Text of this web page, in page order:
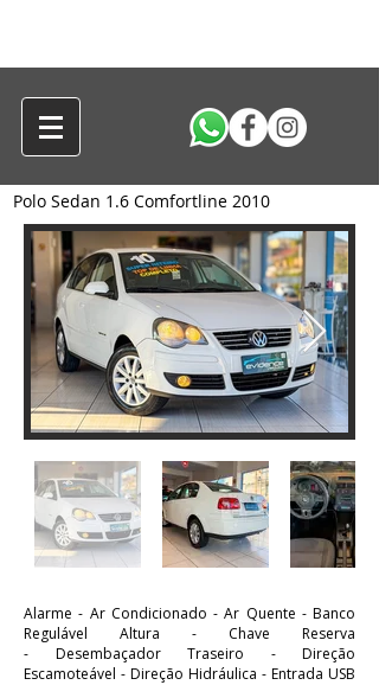
Polo Sedan 1.6 Comfortline 2010
Alarme - Ar Condicionado -Ar Quente - Banco
Regulável Altura - Chave Reserva
- Desembaçador Traseiro - Direção
Escamoteável - Direção Hidráulica - Entrada USB